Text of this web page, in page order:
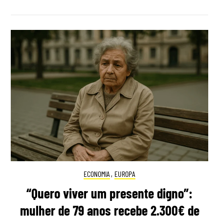
ECONOMIA , EUROPA
“Quero viver um presente digno”:
mulher de 79 anos recebe 2.300€ de